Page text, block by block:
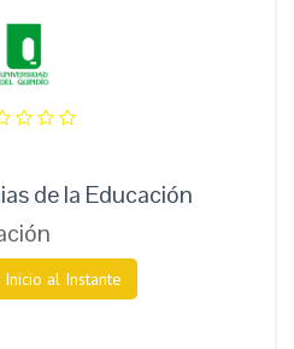
de la Educación
al Instante